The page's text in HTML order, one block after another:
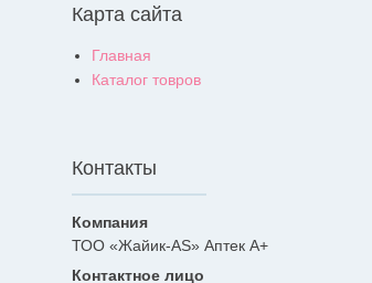
Карта сайта
Главная
Каталог товров
Контакты
ТОО «Жайик-AS» Аптек А+